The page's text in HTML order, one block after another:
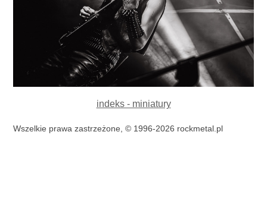
indeks - miniatury
Wszelkie prawa zastrzeżone, © 1996-2026 rockmetal.pl